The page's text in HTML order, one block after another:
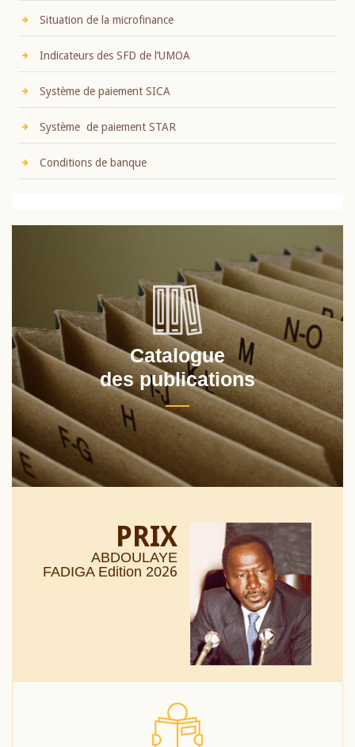
Situation de la microfinance
Indicateurs des SFD de l’UMOA
Système de paiement SICA
Système de paiement STAR
Conditions de banque
Catalogue
des publications
PRIX
ABDOULAYE
FADIGA Edition 2026